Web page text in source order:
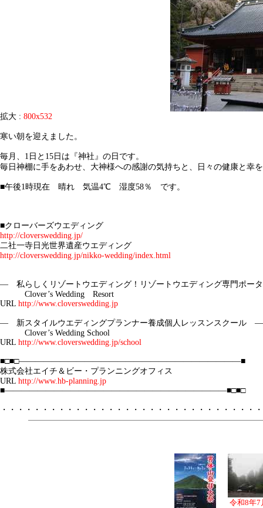
拡大 : 800x532
寒い朝を迎えました。
毎月、1日と15日は『神社』の日です。
毎日神棚に手をあわせ、大神様への感謝の気持ちと、日々の健康と幸
■午後1時現在 晴れ 気温4℃ 湿度58％ です。
■クローバーズウエディング
http://cloverswedding.jp/
二社一寺日光世界遺産ウエディング
http://cloverswedding.jp/nikko-wedding/index.html
― 私らしくリゾートウエディング！リゾートウエディング専門ポ
Clover’s Wedding Resort
URL http://www.cloverswedding.jp
― 新スタイルウエディングプランナー養成個人レッスンスクール ―
Clover’s Wedding School
URL http://www.cloverswedding.jp/school
株式会社エイチ＆ビー・プランニングオフィス
URL http://www.hb-planning.jp
■―――――――――――――――――――――――――――■□■□
・・・・・・・・・・・・・・・・・・・・・・・・・・・・・・
令和8年7